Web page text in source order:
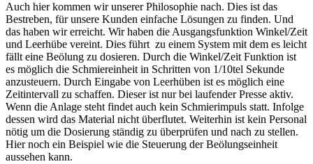
Auch hier kommen wir unserer Philosophie nach. Dies ist das
Bestreben, für unsere Kunden einfache Lösungen zu finden. Und
das haben wir erreicht. Wir haben die Ausgangsfunktion Winkel/Zeit
und Leerhübe vereint. Dies führt zu einem System mit dem es leicht
fällt eine Beölung zu dosieren. Durch die Winkel/Zeit Funktion ist
es möglich die Schmiereinheit in Schritten von 1/10tel Sekunde
anzusteuern. Durch Eingabe von Leerhüben ist es möglich eine
Zeitintervall zu schaffen. Dieser ist nur bei laufender Presse aktiv.
Wenn die Anlage steht findet auch kein Schmierimpuls statt. Infolge
dessen wird das Material nicht überflutet. Weiterhin ist kein Personal
nötig um die Dosierung ständig zu überprüfen und nach zu stellen.
Hier noch ein Beispiel wie die Steuerung der Beölungseinheit
aussehen kann.